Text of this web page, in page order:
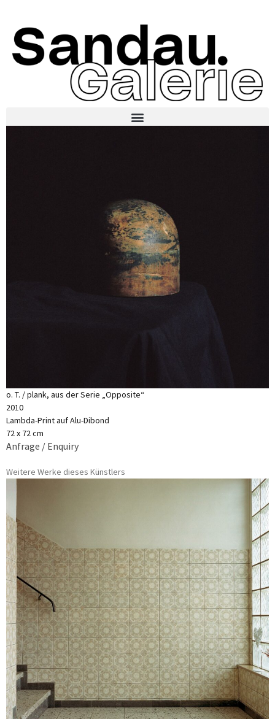
o. T. / plank, aus der Serie „Opposite“
2010
Lambda-Print auf Alu-Dibond
72 x 72 cm
Anfrage / Enquiry
Weitere Werke dieses Künstlers